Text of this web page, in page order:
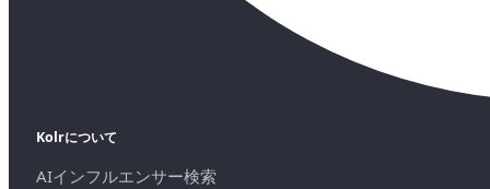
Kolrについて
AIインフルエンサー検索